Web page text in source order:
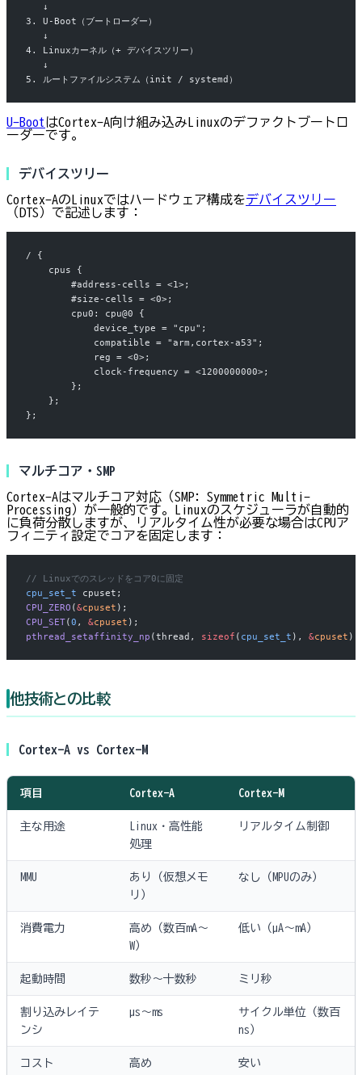
   ↓
3. U-Boot（ブートローダー）
   ↓
4. Linuxカーネル（+ デバイスツリー）
   ↓
5. ルートファイルシステム（init / systemd）
U-BootはCortex-A向け組み込みLinuxのデファクトブートロ
ーダーです。
デバイスツリー
Cortex-AのLinuxではハードウェア構成をデバイスツリー
（DTS）で記述します：
/ {
    cpus {
        #address-cells = <1>;
        #size-cells = <0>;
        cpu0: cpu@0 {
            device_type = "cpu";
            compatible = "arm,cortex-a53";
            reg = <0>;
            clock-frequency = <1200000000>;
        };
    };
};
マルチコア・SMP
Cortex-Aはマルチコア対応（SMP: Symmetric Multi-
Processing）が一般的です。Linuxのスケジューラが自動的
に負荷分散しますが、リアルタイム性が必要な場合はCPUア
フィニティ設定でコアを固定します：
// Linuxでのスレッドをコア0に固定
cpu_set_t cpuset;
CPU_ZERO (&cpuset );
CPU_SET(0 , &cpuset );
pthread_setaffinity_np (thread, sizeof ( cpu_set_t ), &cpuset );
他技術との比較
Cortex-A vs Cortex-M
項目 Cortex-A Cortex-M
主な用途
Linux・高性能
処理
リアルタイム制御
MMU
あり（仮想メモ
リ）
なし（MPUのみ）
消費電力
高め（数百mA〜
W）
低い（µA〜mA）
起動時間 数秒〜十数秒 ミリ秒
割り込みレイテ
ンシ
µs〜ms
サイクル単位（数百
ns）
コスト 高め 安い